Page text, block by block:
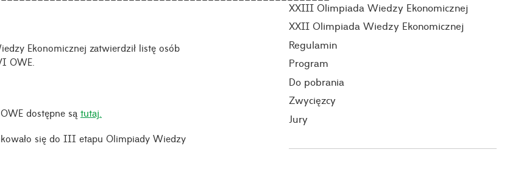
Ekonomicznej zatwierdził listę osób
OWE.
dostępne są tutaj.
się do III etapu Olimpiady Wiedzy
XXIII Olimpiada Wiedzy Ekonomicznej
XXII Olimpiada Wiedzy Ekonomicznej
Regulamin
Program
Do pobrania
Zwycięzcy
Jury